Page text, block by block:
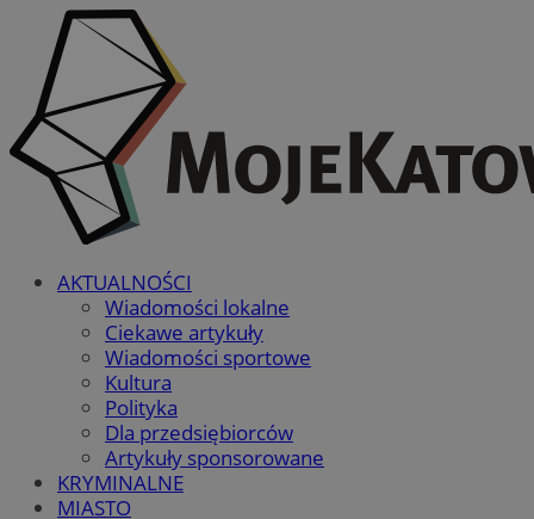
AKTUALNOŚCI
Wiadomości lokalne
Ciekawe artykuły
Wiadomości sportowe
Kultura
Polityka
Dla przedsiębiorców
Artykuły sponsorowane
KRYMINALNE
MIASTO